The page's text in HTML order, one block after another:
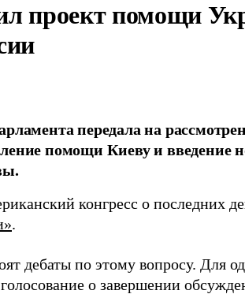
проект помощи
передала на
помощи Киеву и введение
конгресс о последних
.
дебаты по этому вопросу. Для
о завершении